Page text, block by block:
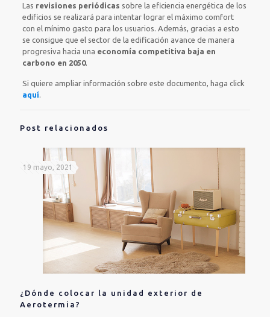
Las revisiones periódicas sobre la eficiencia energética de los
edificios se realizará para intentar lograr el máximo comfort
con el mínimo gasto para los usuarios. Además, gracias a esto
se consigue que el sector de la edificación avance de manera
progresiva hacia una economía competitiva baja en
carbono en 2050.
Si quiere ampliar información sobre este documento, haga click
aquí.
Post relacionados
19 mayo, 2021
¿Dónde colocar la unidad exterior de
Aerotermia?